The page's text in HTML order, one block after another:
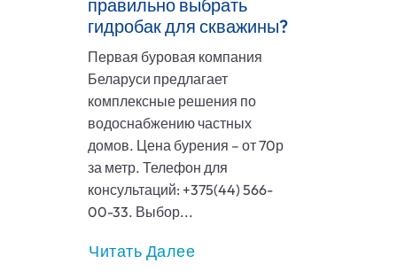
правильно выбрать
гидробак для скважины?
Первая буровая компания
Беларуси предлагает
комплексные решения по
водоснабжению частных
домов. Цена бурения – от 70р
за метр. Телефон для
консультаций: +375(44) 566-
00-33. Выбор...
Читать Далее